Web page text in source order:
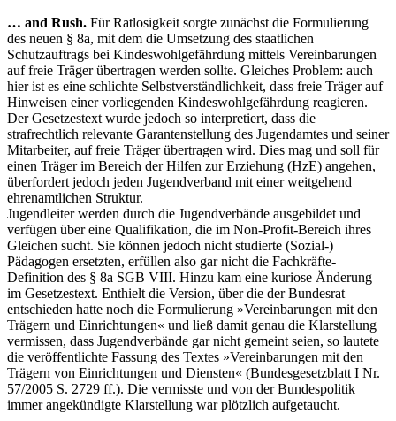
… and Rush. Für Ratlosigkeit sorgte zunächst die Formulierung
des neuen § 8a, mit dem die Umsetzung des staatlichen
Schutzauftrags bei Kindeswohlgefährdung mittels Vereinbarungen
auf freie Träger übertragen werden sollte. Gleiches Problem: auch
hier ist es eine schlichte Selbstverständlichkeit, dass freie Träger auf
Hinweisen einer vorliegenden Kindeswohlgefährdung reagieren.
Der Gesetzestext wurde jedoch so interpretiert, dass die
strafrechtlich relevante Garantenstellung des Jugendamtes und seiner
Mitarbeiter, auf freie Träger übertragen wird. Dies mag und soll für
einen Träger im Bereich der Hilfen zur Erziehung (HzE) angehen,
überfordert jedoch jeden Jugendverband mit einer weitgehend
ehrenamtlichen Struktur.
Jugendleiter werden durch die Jugendverbände ausgebildet und
verfügen über eine Qualifikation, die im Non-Profit-Bereich ihres
Gleichen sucht. Sie können jedoch nicht studierte (Sozial-)
Pädagogen ersetzten, erfüllen also gar nicht die Fachkräfte-
Definition des § 8a SGB VIII. Hinzu kam eine kuriose Änderung
im Gesetzestext. Enthielt die Version, über die der Bundesrat
entschieden hatte noch die Formulierung »Vereinbarungen mit den
Trägern und Einrichtungen« und ließ damit genau die Klarstellung
vermissen, dass Jugendverbände gar nicht gemeint seien, so lautete
die veröffentlichte Fassung des Textes »Vereinbarungen mit den
Trägern von Einrichtungen und Diensten« (Bundesgesetzblatt I Nr.
57/2005 S. 2729 ff.). Die vermisste und von der Bundespolitik
immer angekündigte Klarstellung war plötzlich aufgetaucht.